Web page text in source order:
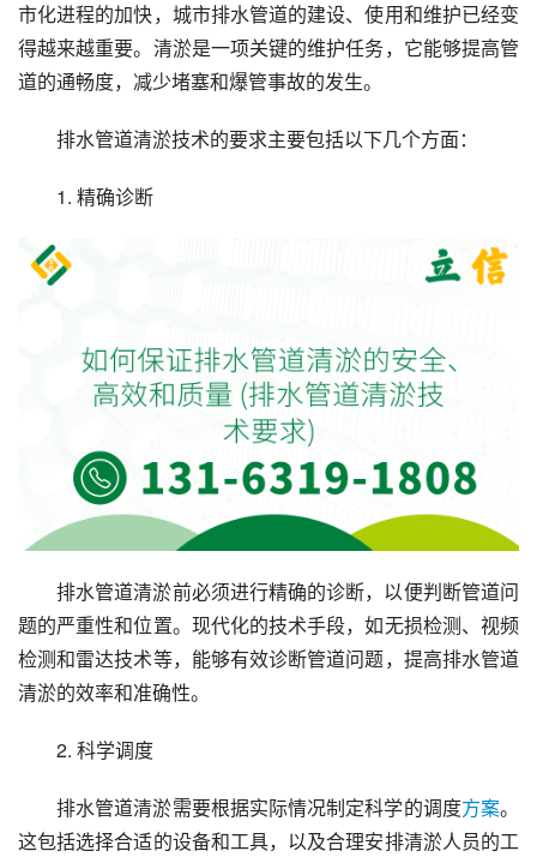
市化进程的加快，城市排水管道的建设、使用和维护已经变
得越来越重要。清淤是一项关键的维护任务，它能够提高管
道的通畅度，减少堵塞和爆管事故的发生。
排水管道清淤技术的要求主要包括以下几个方面：
1. 精确诊断
排水管道清淤前必须进行精确的诊断，以便判断管道问
题的严重性和位置。现代化的技术手段，如无损检测、视频
检测和雷达技术等，能够有效诊断管道问题，提高排水管道
清淤的效率和准确性。
2. 科学调度
排水管道清淤需要根据实际情况制定科学的调度方案。
这包括选择合适的设备和工具，以及合理安排清淤人员的工